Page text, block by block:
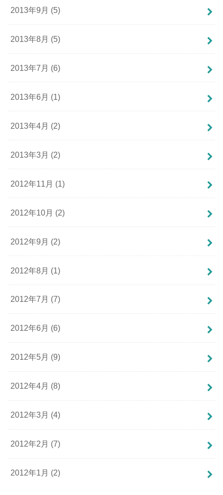
2013年9月 (5)
2013年8月 (5)
2013年7月 (6)
2013年6月 (1)
2013年4月 (2)
2013年3月 (2)
2012年11月 (1)
2012年10月 (2)
2012年9月 (2)
2012年8月 (1)
2012年7月 (7)
2012年6月 (6)
2012年5月 (9)
2012年4月 (8)
2012年3月 (4)
2012年2月 (7)
2012年1月 (2)